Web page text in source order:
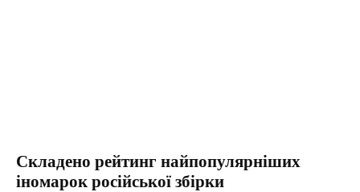
Складено рейтинг найпопулярніших
іномарок російської збірки